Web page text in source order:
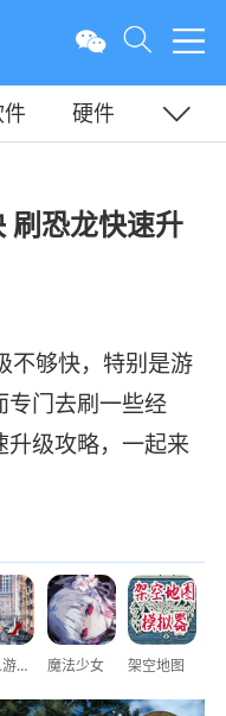
硬件
刷恐龙快速升
不够快，特别是游
专门去刷一些经
级攻略，一起来
女巨人游乐场 魔法少女 架空地图